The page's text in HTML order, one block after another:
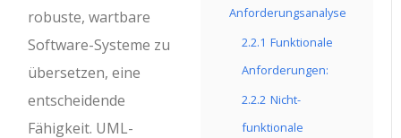
Anforderungsanalyse
2.2.1 Funktionale
Anforderungen:
2.2.2 Nicht-
funktionale
robuste, wartbare
Software-Systeme zu
übersetzen, eine
entscheidende
Fähigkeit. UML-